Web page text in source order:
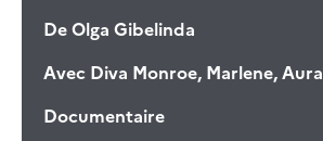
DeOlga Gibelinda
Avec Diva Monroe, Marlene, Aura
Documentaire